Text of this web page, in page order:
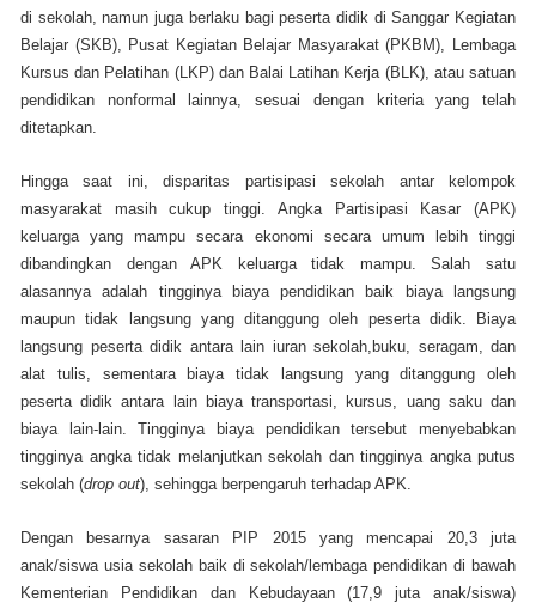
di sekolah, namun juga berlaku bagi peserta didik di Sanggar Kegiatan
Belajar (SKB), Pusat Kegiatan Belajar Masyarakat (PKBM), Lembaga
Kursus dan Pelatihan (LKP) dan Balai Latihan Kerja (BLK), atau satuan
pendidikan nonformal lainnya, sesuai dengan kriteria yang telah
ditetapkan.
Hingga saat ini, disparitas partisipasi sekolah antar kelompok
masyarakat masih cukup tinggi. Angka Partisipasi Kasar (APK)
keluarga yang mampu secara ekonomi secara umum lebih tinggi
dibandingkan dengan APK keluarga tidak mampu. Salah satu
alasannya adalah tingginya biaya pendidikan baik biaya langsung
maupun tidak langsung yang ditanggung oleh peserta didik. Biaya
langsung peserta didik antara lain iuran sekolah,buku, seragam, dan
alat tulis, sementara biaya tidak langsung yang ditanggung oleh
peserta didik antara lain biaya transportasi, kursus, uang saku dan
biaya lain-lain. Tingginya biaya pendidikan tersebut menyebabkan
tingginya angka tidak melanjutkan sekolah dan tingginya angka putus
sekolah (drop out), sehingga berpengaruh terhadap APK.
Dengan besarnya sasaran PIP 2015 yang mencapai 20,3 juta
anak/siswa usia sekolah baik di sekolah/lembaga pendidikan di bawah
Kementerian Pendidikan dan Kebudayaan (17,9 juta anak/siswa)